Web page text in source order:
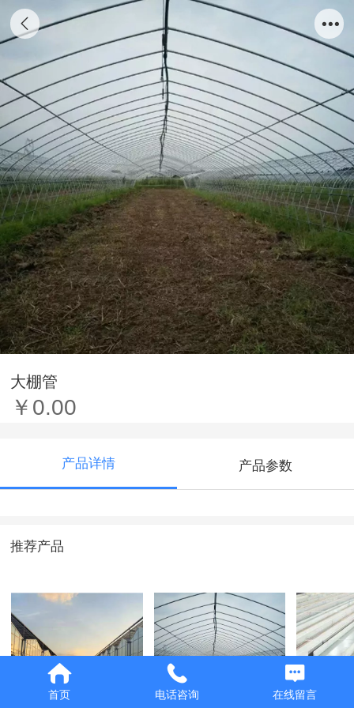
大棚管
￥0.00
产品详情 产品参数
推荐产品
大棚管 大棚管 H型钢
首页 电话咨询 在线留言